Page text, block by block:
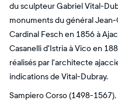
du sculpteur Gabriel Vital-
monuments du général
Cardinal Fesch en 1856 à
Casanelli d'Istria à Vico en
réalisés par l'architecte
indications de Vital-Dubray.
Sampiero Corso (1498-